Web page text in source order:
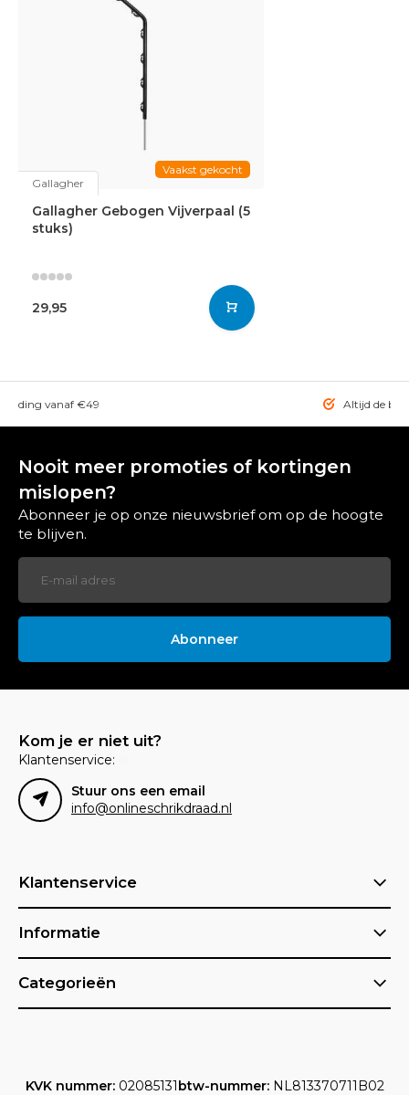
Vaakst gekocht
Gallagher
Gallagher Gebogen Vijverpaal (5
stuks)
29,95
vanaf €49 Altijd de
Nooit meer promoties of kortingen
mislopen?
Abonneer je op onze nieuwsbrief om op de hoogte
te blijven.
Abonneer
Kom je er niet uit?
Klantenservice:
Stuur ons een email
info@onlineschrikdraad.nl
Klantenservice
Informatie
Categorieën
KVK nummer:02085131 btw-nummer:NL813370711B02